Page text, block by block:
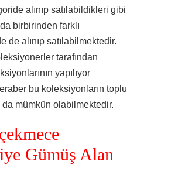
alınıp satılabildikleri gibi
birbirinden farklı
de alınıp satılabilmektedir.
tarafından
yapılıyor
bu koleksiyonların toplu
da mümkün olabilmektedir.
Gümüş Alan